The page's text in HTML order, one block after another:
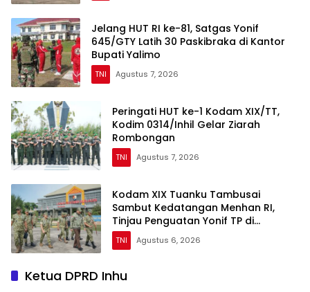
Jelang HUT RI ke-81, Satgas Yonif
645/GTY Latih 30 Paskibraka di Kantor
Bupati Yalimo
TNI Agustus 7, 2026
Peringati HUT ke-1 Kodam XIX/TT,
Kodim 0314/Inhil Gelar Ziarah
Rombongan
TNI Agustus 7, 2026
Kodam XIX Tuanku Tambusai
Sambut Kedatangan Menhan RI,
Tinjau Penguatan Yonif TP di
Bengkalis dan Kampar
TNI Agustus 6, 2026
Ketua DPRD Inhu